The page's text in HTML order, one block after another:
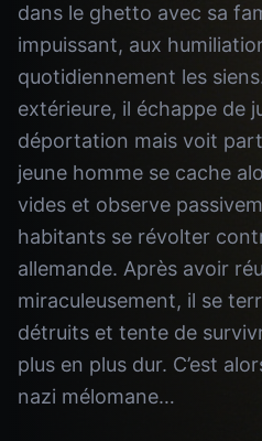
dans le ghetto avec sa
impuissant, aux
quotidiennement les
extérieure, il échappe de
déportation mais voit
jeune homme se cache
vides et observe
habitants se révolter
allemande. Après avoir
miraculeusement, il se
détruits et tente de
plus en plus dur. C’est
nazi mélomane…